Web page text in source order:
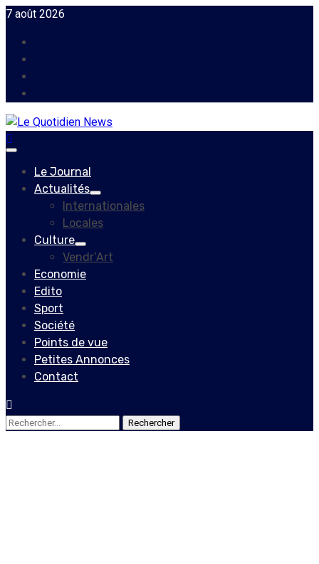
Skip
content
7 août 2026
Primary
Le Journal
Actualités
Internationales
Locales
Culture
Vendr’Art
Economie
Edito
Sport
Société
Points de vue
Petites Annonces
Contact
Rechercher :